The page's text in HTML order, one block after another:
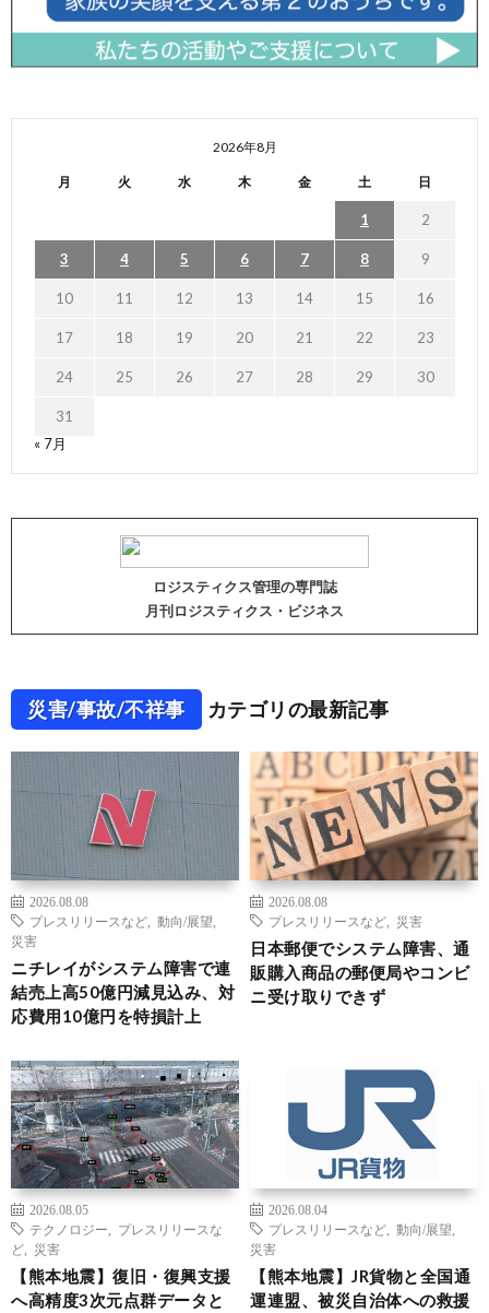
2026年8月
月 火 水 木 金 土 日
1 2
3 4 5 6 7 8 9
10 11 12 13 14 15 16
17 18 19 20 21 22 23
24 25 26 27 28 29 30
31
« 7月
ロジスティクス管理の専門誌
月刊ロジスティクス・ビジネス
災害/事故/不祥事 カテゴリの最新記事
2026.08.08
プレスリリースなど
動向/展望
災害
ニチレイがシステム障害で連
結売上高50億円減見込み、対
応費用10億円を特損計上
2026.08.08
プレスリリースなど
災害
日本郵便でシステム障害、通
販購入商品の郵便局やコンビ
ニ受け取りできず
2026.08.05
テクノロジー
プレスリリースな
ど
災害
【熊本地震】復旧・復興支援
へ高精度3次元点群データと
2026.08.04
プレスリリースなど
動向/展望
災害
【熊本地震】JR貨物と全国通
運連盟、被災自治体への救援